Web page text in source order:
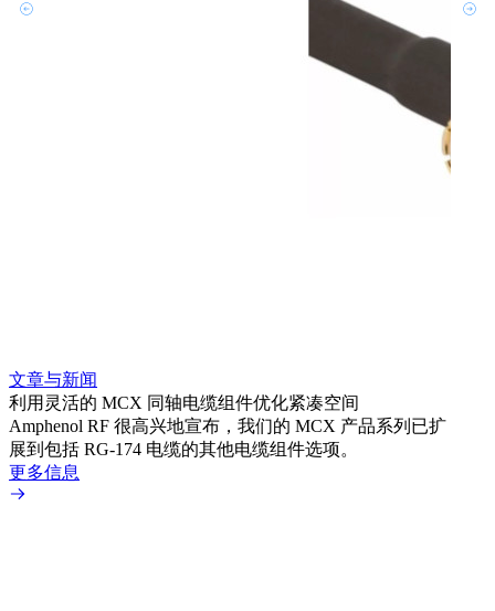
文章与新闻
利用灵活的 MCX 同轴电缆组件优化紧凑空间
Amphenol RF 很高兴地宣布，我们的 MCX 产品系列已扩
展到包括 RG-174 电缆的其他电缆组件选项。
更多信息